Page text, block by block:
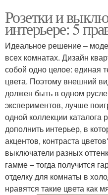
Розетки и
интерьере: 5
Идеальное решение –
всех комнатах. Дизайн
собой одно целое: единая
цвета. Поэтому внешний
должен быть в одном
экспериментов, лучше
одной коллекции каталога
дополнить интерьер, в
акцентов, контраста
выключатели разных
гамме – тогда получится
отделку для комнаты в
нравятся такие цвета как